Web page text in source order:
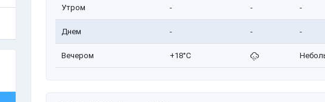
Утром - - -
Днем - - -
Вечером +18°C